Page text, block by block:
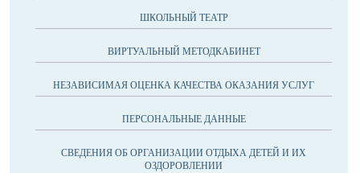
ШКОЛЬНЫЙ ТЕАТР
ВИРТУАЛЬНЫЙ МЕТОДКАБИНЕТ
НЕЗАВИСИМАЯ ОЦЕНКА КАЧЕСТВА ОКАЗАНИЯ УСЛУГ
ПЕРСОНАЛЬНЫЕ ДАННЫЕ
СВЕДЕНИЯ ОБ ОРГАНИЗАЦИИ ОТДЫХА ДЕТЕЙ И ИХ
ОЗДОРОВЛЕНИИ